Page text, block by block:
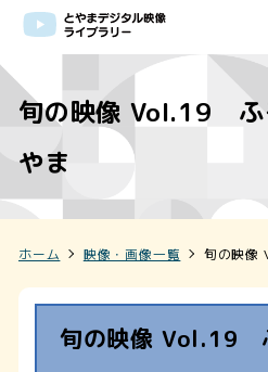
旬の映像 Vol.19 ふ
やま
ホーム 映像・画像一覧 旬の映像
旬の映像 Vol.19